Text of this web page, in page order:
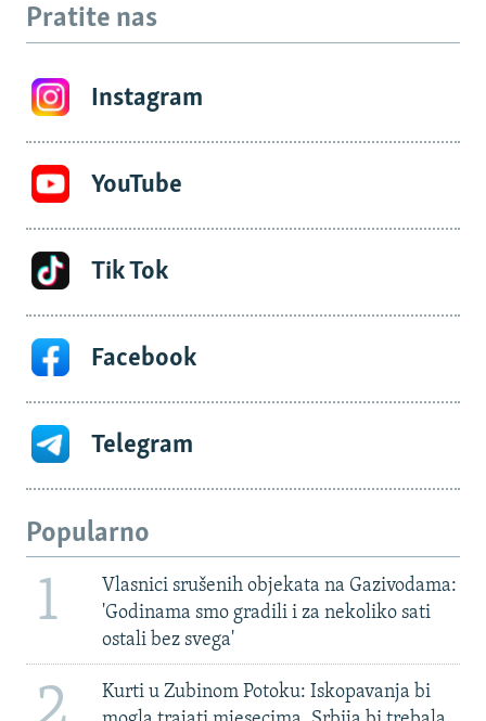
Pratite nas
Instagram
YouTube
Tik Tok
Facebook
Telegram
Popularno
1
Vlasnici srušenih objekata na Gazivodama:
'Godinama smo gradili i za nekoliko sati
ostali bez svega'
Kurti u Zubinom Potoku: Iskopavanja bi